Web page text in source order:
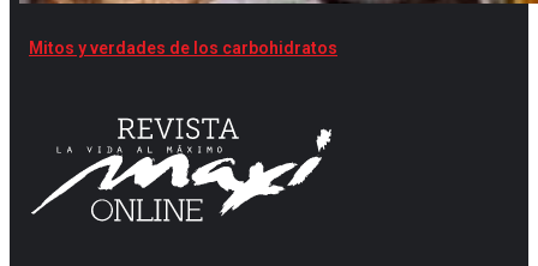
Mitos y verdades de los carbohidratos